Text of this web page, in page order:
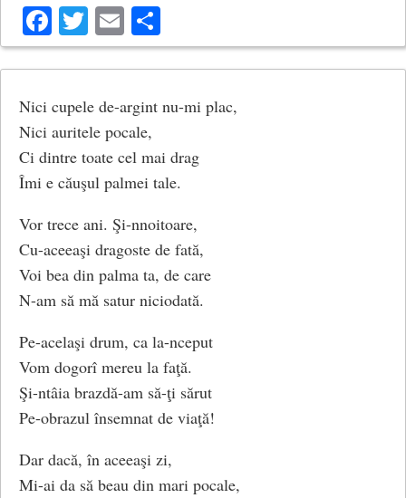
Câţi în drum n-am întâlnit,
Iar câte-un bătrân coboară,
Trist şi frânt, sau istovit.
Vine-odată însă vremea,
Să ne coborâm şi noi.
Ce n-am da atunci o clipă,
Să ne-ntoarcem înapoi?
Dar pe când, privind în urmă,
Plângem timpul ce-a trecut,
Sună goarna VEŞNICIEI:
Am trăit şi n-am ştiut.
(Trenul vieții)
Facebook
Twitter
Email
Nici cupele de-argint nu-mi plac,
Nici auritele pocale,
Ci dintre toate cel mai drag
Îmi e căuşul palmei tale.
Vor trece ani. Şi-nnoitoare,
Cu-aceeaşi dragoste de fată,
Voi bea din palma ta, de care
N-am să mă satur niciodată.
Pe-acelaşi drum, ca la-nceput
Vom dogorî mereu la faţă.
Şi-ntâia brazdă-am să-ţi sărut
Pe-obrazul însemnat de viaţă!
Dar dacă, în aceeaşi zi,
Mi-ai da să beau din mari pocale,